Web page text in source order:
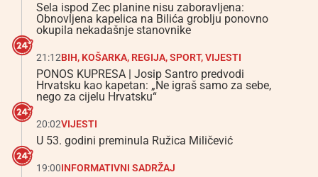
Sela ispod Zec planine nisu zaboravljena:
Obnovljena kapelica na Bilića groblju ponovno
okupila nekadašnje stanovnike
21:12BIH, KOŠARKA, REGIJA,SPORT,VIJESTI
PONOS KUPRESA | Josip Santro predvodi
Hrvatsku kao kapetan: „Ne igraš samo za sebe,
nego za cijelu Hrvatsku“
20:02VIJESTI
U 53. godini preminula Ružica Miličević
19:00INFORMATIVNI SADRŽAJ